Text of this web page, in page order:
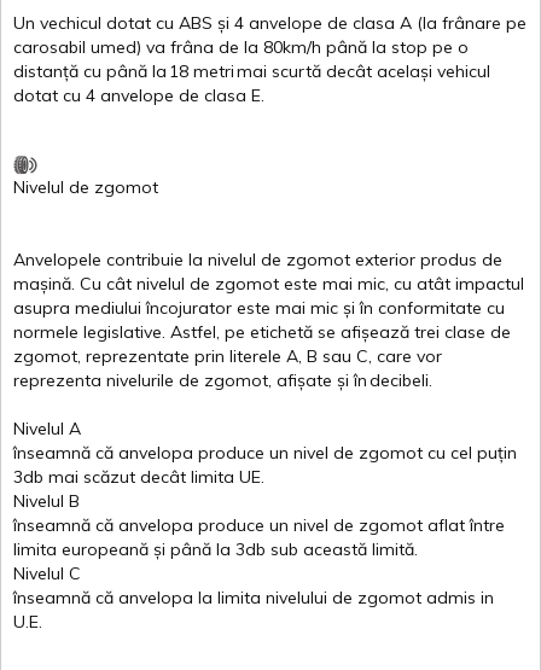
Un vechicul dotat cu ABS și 4 anvelope de clasa A (la frânare pe
carosabil umed) va frâna de la 80km/h până la stop pe o
distanță cu până la 18 metrimai scurtă decât același vehicul
dotat cu 4 anvelope de clasa E.
Nivelul de zgomot
Anvelopele contribuie la nivelul de zgomot exterior produs de
mașină. Cu cât nivelul de zgomot este mai mic, cu atât impactul
asupra mediului încojurator este mai mic și în conformitate cu
normele legislative. Astfel, pe etichetă se afișează trei clase de
zgomot, reprezentate prin literele A, B sau C, care vor
reprezenta nivelurile de zgomot, afișate și îndecibeli.
Nivelul A
înseamnă că anvelopa produce un nivel de zgomot cu cel puțin
3db mai scăzut decât limita UE.
Nivelul B
înseamnă că anvelopa produce un nivel de zgomot aflat între
limita europeană și până la 3db sub această limită.
Nivelul C
înseamnă că anvelopa la limita nivelului de zgomot admis in
U.E.